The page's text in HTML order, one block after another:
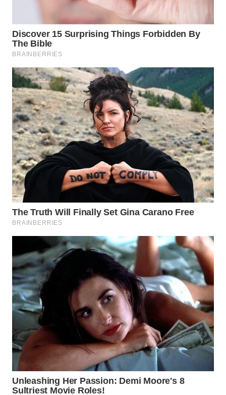
BORNEO
Wahana
Media
Group
WAHANA
NEWS
WAHANA
TANI
WAHANA
ADVOKAT
WAHANA
INFRASTRUKTUR
WAHANA
KONSUMEN
WAHANA
LISTRIK
WAHANA
TRAVEL
WAHANA
TV